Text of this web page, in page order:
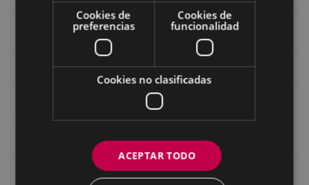
Goi Argi
Revista "Gure Herria"
Cookies de
preferencias
Cookies de
funcionalidad
Cookies no clasificadas
ACEPTAR TODO